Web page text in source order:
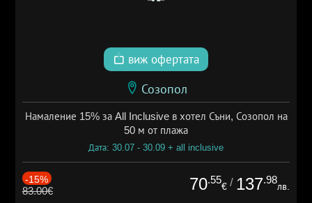
виж офертата
Созопол
Намаление 15% за All Inclusive в хотел Съни, Созопол на
50 м от плажа
Дата: 30.07 - 30.09 + all inclusive
-15%
83.00€ 70.55
€ / 137.98
лв.